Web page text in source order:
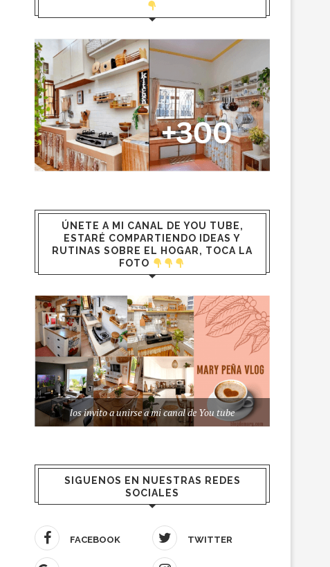
ÚNETE A MI CANAL DE YOU TUBE,
ESTARÉ COMPARTIENDO IDEAS Y
RUTINAS SOBRE EL HOGAR, TOCA LA
FOTO
los invito a unirse a mi canal de You tube
SIGUENOS EN NUESTRAS REDES
SOCIALES
FACEBOOK TWITTER